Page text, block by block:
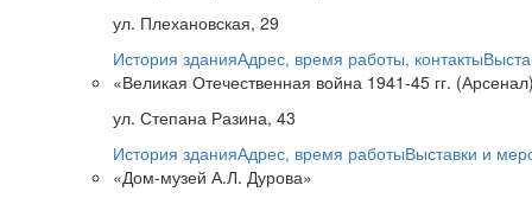
ул. Плехановская, 29
История зданияАдрес, время работы, контакты
«Великая Отечественная война 1941-45 гг.
ул. Степана Разина, 43
История зданияАдрес, время работыВыставки и
«Дом-музей А.Л. Дурова»